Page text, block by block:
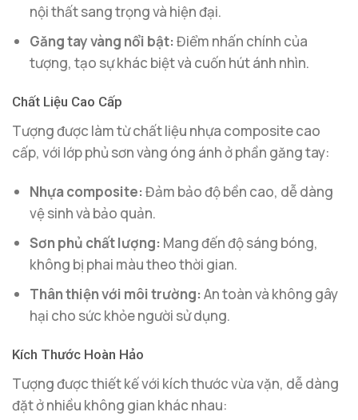
nội thất sang trọng và hiện đại.
Găng tay vàng nổi bật:Điểm nhấn chính của
tượng, tạo sự khác biệt và cuốn hút ánh nhìn.
Chất Liệu Cao Cấp
Tượng được làm từ chất liệu nhựa composite cao
cấp, với lớp phủ sơn vàng óng ánh ở phần găng tay:
Nhựa composite:Đảm bảo độ bền cao, dễ dàng
vệ sinh và bảo quản.
Sơn phủ chất lượng: Mang đến độ sáng bóng,
không bị phai màu theo thời gian.
Thân thiện với môi trường:An toàn và không gây
hại cho sức khỏe người sử dụng.
Kích Thước Hoàn Hảo
Tượng được thiết kế với kích thước vừa vặn, dễ dàng
đặt ở nhiều không gian khác nhau: